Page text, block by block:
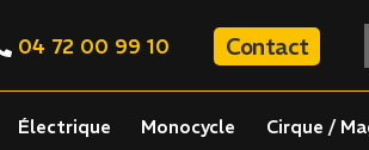
04 72 00 99 10 Contact
Électrique Monocycle Cirque /